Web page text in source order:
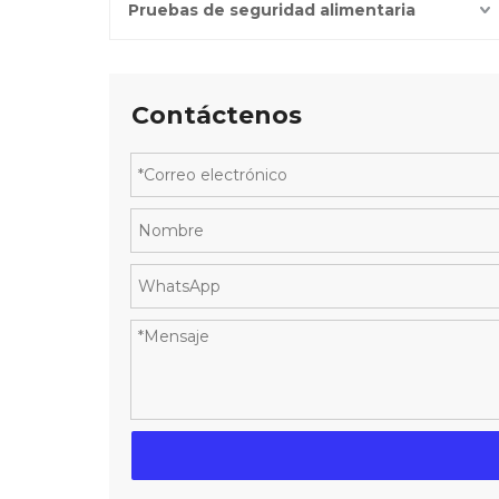
Pruebas de seguridad alimentaria
Contáctenos